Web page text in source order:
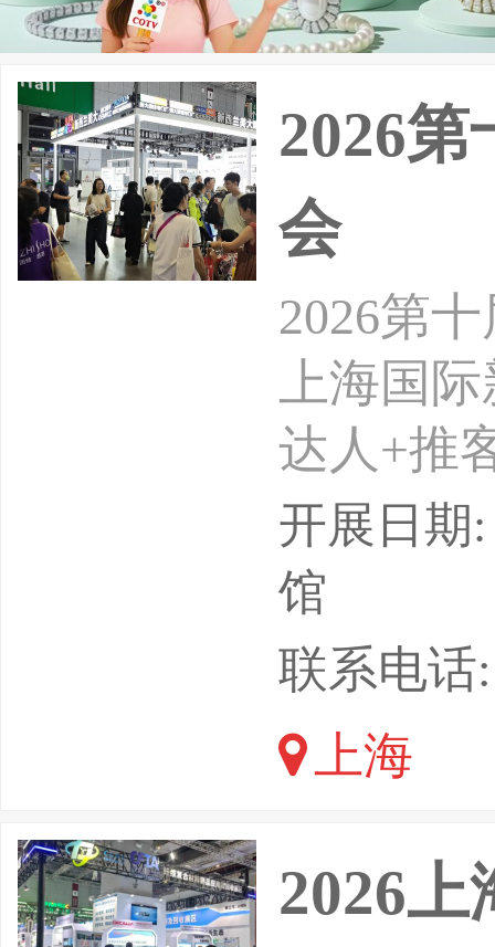
2026
会
2026第
上海国
达人+推
-26日地
介绍：
四届上
展会汇
业，
开展日期
馆
联系电话
上海
2026